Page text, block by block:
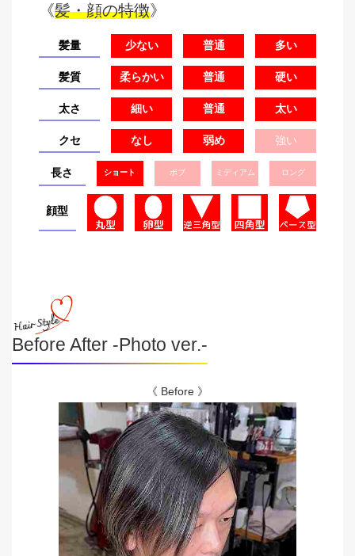
《髪・顔の特徴》
髪量 少ない 普通 多い
髪質 柔らかい 普通 硬い
太さ 細い 普通 太い
クセ なし 弱め 強い
長さ ショート ボブ ミディアム ロング
顔型
Before After -Photo ver.-
《 Before 》